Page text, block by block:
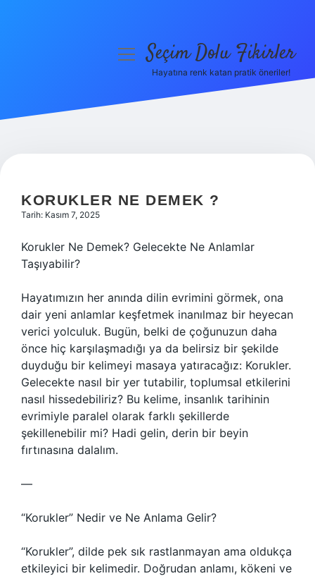
Hakkımızda
menüyüSeçim Dolu Fikirler
Hayatına renk katan pratik öneriler!
KORUKLER NE DEMEK ?
Tarih: Kasım 7, 2025
Korukler Ne Demek? Gelecekte Ne Anlamlar
Taşıyabilir?
Hayatımızın her anında dilin evrimini görmek, ona
dair yeni anlamlar keşfetmek inanılmaz bir heyecan
verici yolculuk. Bugün, belki de çoğunuzun daha
önce hiç karşılaşmadığı ya da belirsiz bir şekilde
duyduğu bir kelimeyi masaya yatıracağız: Korukler.
Gelecekte nasıl bir yer tutabilir, toplumsal etkilerini
nasıl hissedebiliriz? Bu kelime, insanlık tarihinin
evrimiyle paralel olarak farklı şekillerde
şekillenebilir mi? Hadi gelin, derin bir beyin
fırtınasına dalalım.
—
“Korukler” Nedir ve Ne Anlama Gelir?
“Korukler”, dilde pek sık rastlanmayan ama oldukça
etkileyici bir kelimedir. Doğrudan anlamı, kökeni ve